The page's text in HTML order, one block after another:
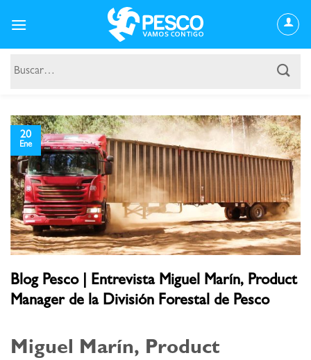
Buscar
20
Ene
Blog Pesco | Entrevista Miguel Marín, Product
Manager de la División Forestal de Pesco
Miguel Marín, Product